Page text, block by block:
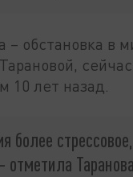
– обстановка в
10 лет назад.
более
отметила